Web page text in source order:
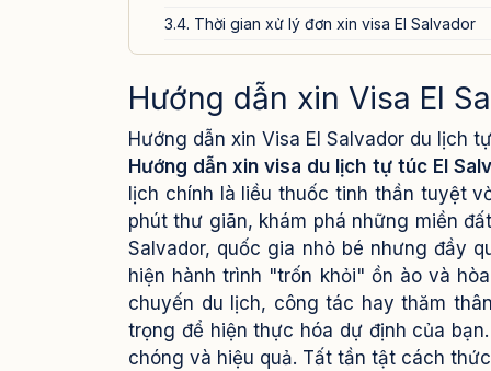
3.4. Thời gian xử lý đơn xin visa El Salvador
4. Các lưu ý quan trọng khi xin visa El Salvador
5. Dịch vụ xin visa El Salvador của Visa24h.vn
Hướng dẫn xin Visa El
Hướng dẫn xin Visa El Salvador du lịch
Hướng dẫn xin visa du lịch tự túc El
lịch chính là liều thuốc tinh thần tuyệt
phút thư giãn, khám phá những miền
Salvador, quốc gia nhỏ bé nhưng đầy
hiện hành trình "trốn khỏi" ồn ào và
chuyến du lịch, công tác hay thăm
trọng để hiện thực hóa dự định của
chóng và hiệu quả. Tất tần tật cách